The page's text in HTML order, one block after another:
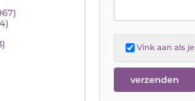
Vink aan als je